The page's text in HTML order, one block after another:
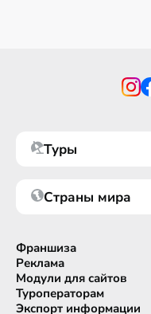
Туры
Страны мира
Франшиза
Реклама
Модули для сайтов
Туроператорам
Экспорт информации